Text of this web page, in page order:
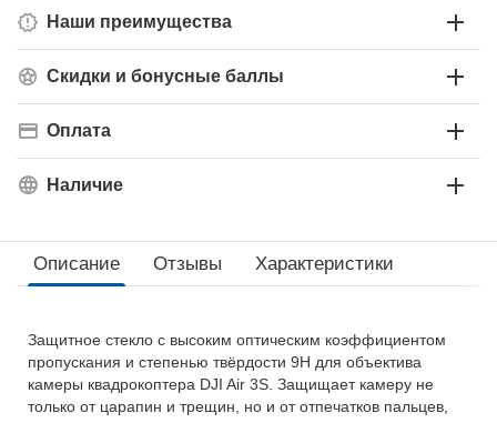
Наши преимущества
Скидки и бонусные баллы
Оплата
Наличие
Описание Отзывы Характеристики
Защитное стекло с высоким оптическим коэффициентом
пропускания и степенью твёрдости 9H для объектива
камеры квадрокоптера DJI Air 3S. Защищает камеру не
только от царапин и трещин, но и от отпечатков пальцев,